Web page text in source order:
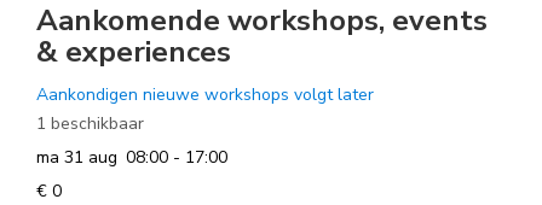
Aankomende workshops, events
& experiences
Aankondigen nieuwe workshops volgt later
1 beschikbaar
ma 31 aug 08:00 - 17:00
€ 0